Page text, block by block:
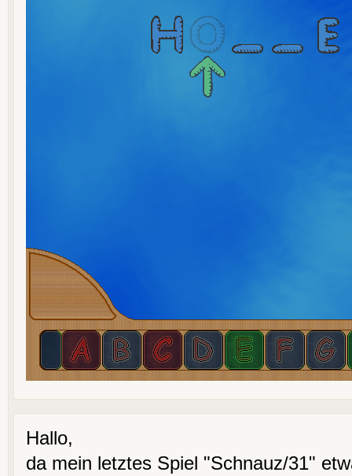
Hallo,
da mein letztes Spiel "Schnauz/31"